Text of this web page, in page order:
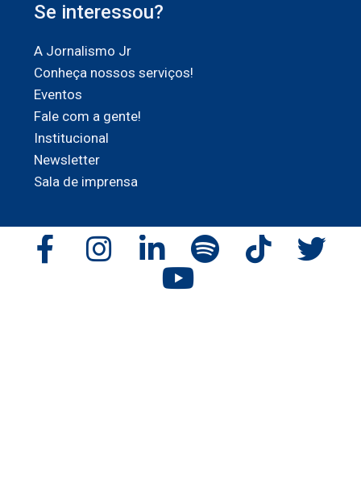
Se interessou?
A Jornalismo Jr
Conheça nossos serviços!
Eventos
Fale com a gente!
Institucional
Newsletter
Sala de imprensa